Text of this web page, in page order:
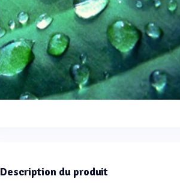
Description du produit